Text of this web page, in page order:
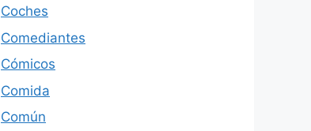
Coches
Comediantes
Cómicos
Comida
Común